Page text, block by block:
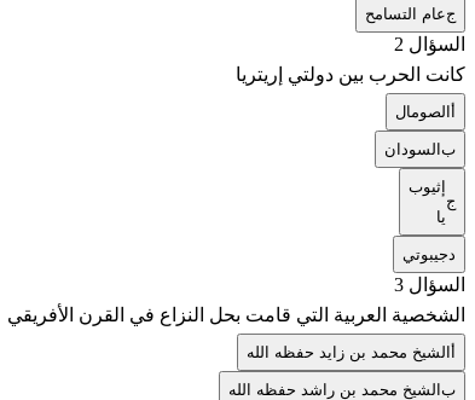
جعام التسامح
السؤال 2
كانت الحرب بين دولتي إريتريا
أ الصومال
ب السودان
ج
إثيوب
يا
د جيبوتي
السؤال 3
الشخصية العربية التي قامت بحل النزاع في القرن الأفريقي
أ الشيخ محمد بن زايد حفظه الله
ب الشيخ محمد بن راشد حفظه الله